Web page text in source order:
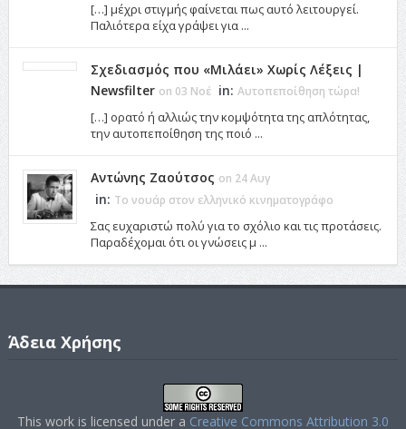
[…] μέχρι στιγμής φαίνεται πως αυτό λειτουργεί.
Παλιότερα είχα γράψει για ...
Σχεδιασμός που «Μιλάει» Χωρίς Λέξεις |
Newsfilter on 03 Νοέ in: Αυτοπεποίθηση τώρα!
[…] ορατό ή αλλιώς την κομψότητα της απλότητας,
την αυτοπεποίθηση της ποιό ...
Αντώνης Ζαούτσος on 24 Αυγ
in: Το νουάρ στον ελληνικό κινηματογράφο
Σας ευχαριστώ πολύ για το σχόλιο και τις προτάσεις.
Παραδέχομαι ότι οι γνώσεις μ ...
Άδεια Χρήσης
This work is licensed under a Creative Commons Attribution 3.0